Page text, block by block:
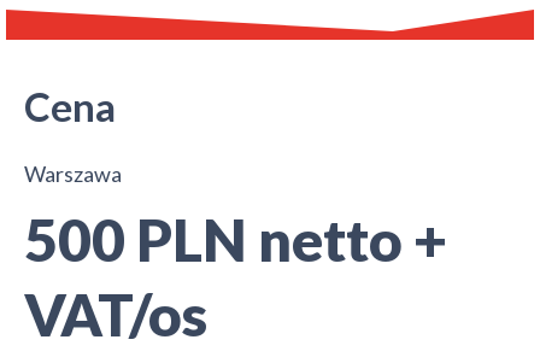
Cena
Warszawa
500 PLN netto +
VAT/os